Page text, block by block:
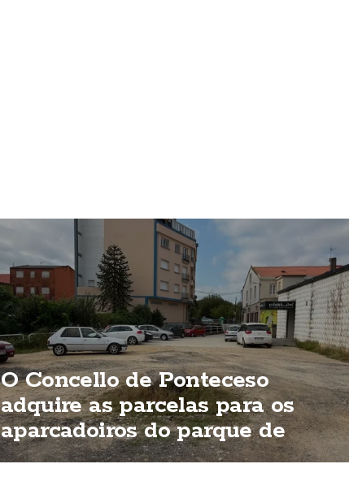
O Concello de Ponteceso
adquire as parcelas para os
aparcadoiros do parque de
Bouzas